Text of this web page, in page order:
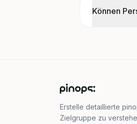
Können
Erstelle detaillierte
Zielgruppe zu